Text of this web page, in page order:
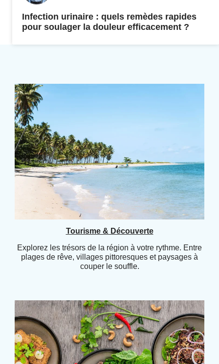
Infection urinaire : quels remèdes rapides
pour soulager la douleur efficacement ?
Tourisme & Découverte
Explorez les trésors de la région à votre rythme. Entre
plages de rêve, villages pittoresques et paysages à
couper le souffle.